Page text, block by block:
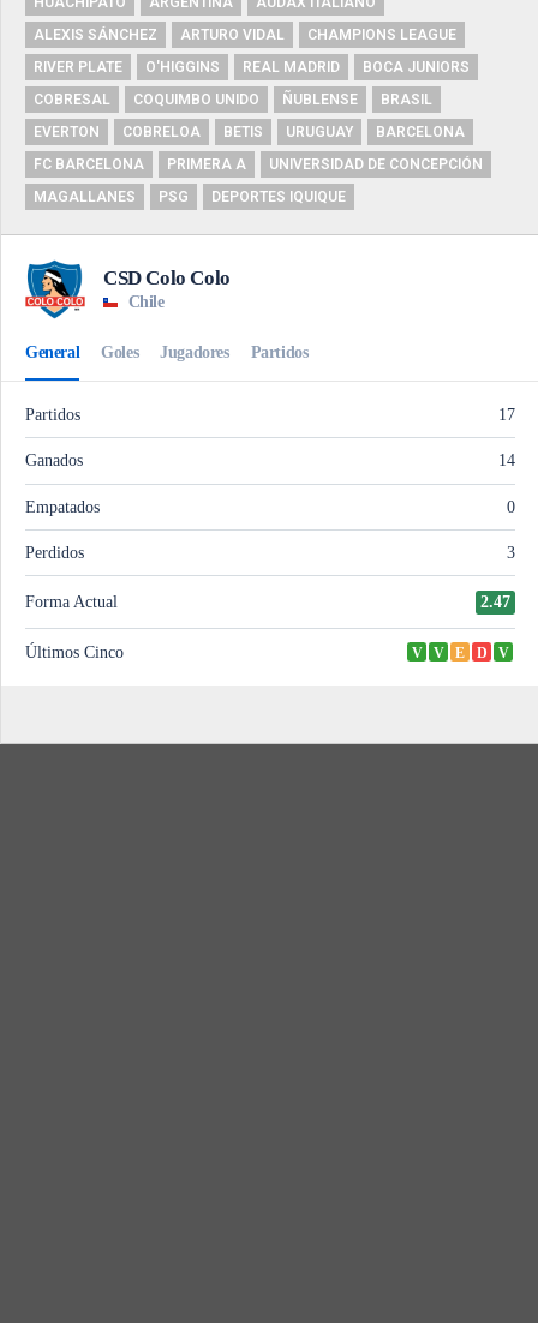
ALEXIS SÁNCHEZ
ARTURO VIDAL
CHAMPIONS LEAGUE
RIVER PLATE
O'HIGGINS REAL MADRID
BOCA JUNIORS
COBRESAL
COQUIMBO UNIDO ÑUBLENSE
BRASIL
EVERTON
COBRELOA BETIS URUGUAY
BARCELONA
FC BARCELONA
PRIMERA A
UNIVERSIDAD DE CONCEPCIÓN
MAGALLANES
PSG DEPORTES IQUIQUE